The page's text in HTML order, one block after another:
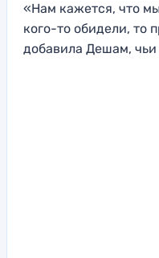
«Нам кажется, что
кого-то обидели, то
добавила Дешам,